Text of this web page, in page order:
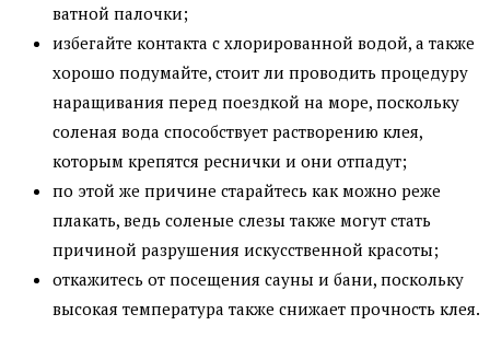
ватной палочки;
избегайте контакта с хлорированной водой, а также
хорошо подумайте, стоит ли проводить процедуру
наращивания перед поездкой на море, поскольку
соленая вода способствует растворению клея,
которым крепятся реснички и они отпадут;
по этой же причине старайтесь как можно реже
плакать, ведь соленые слезы также могут стать
причиной разрушения искусственной красоты;
откажитесь от посещения сауны и бани, поскольку
высокая температура также снижает прочность клея.